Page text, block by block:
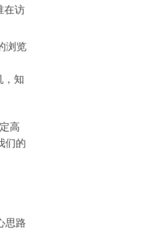
在访
浏览
，知
高
们的
思路